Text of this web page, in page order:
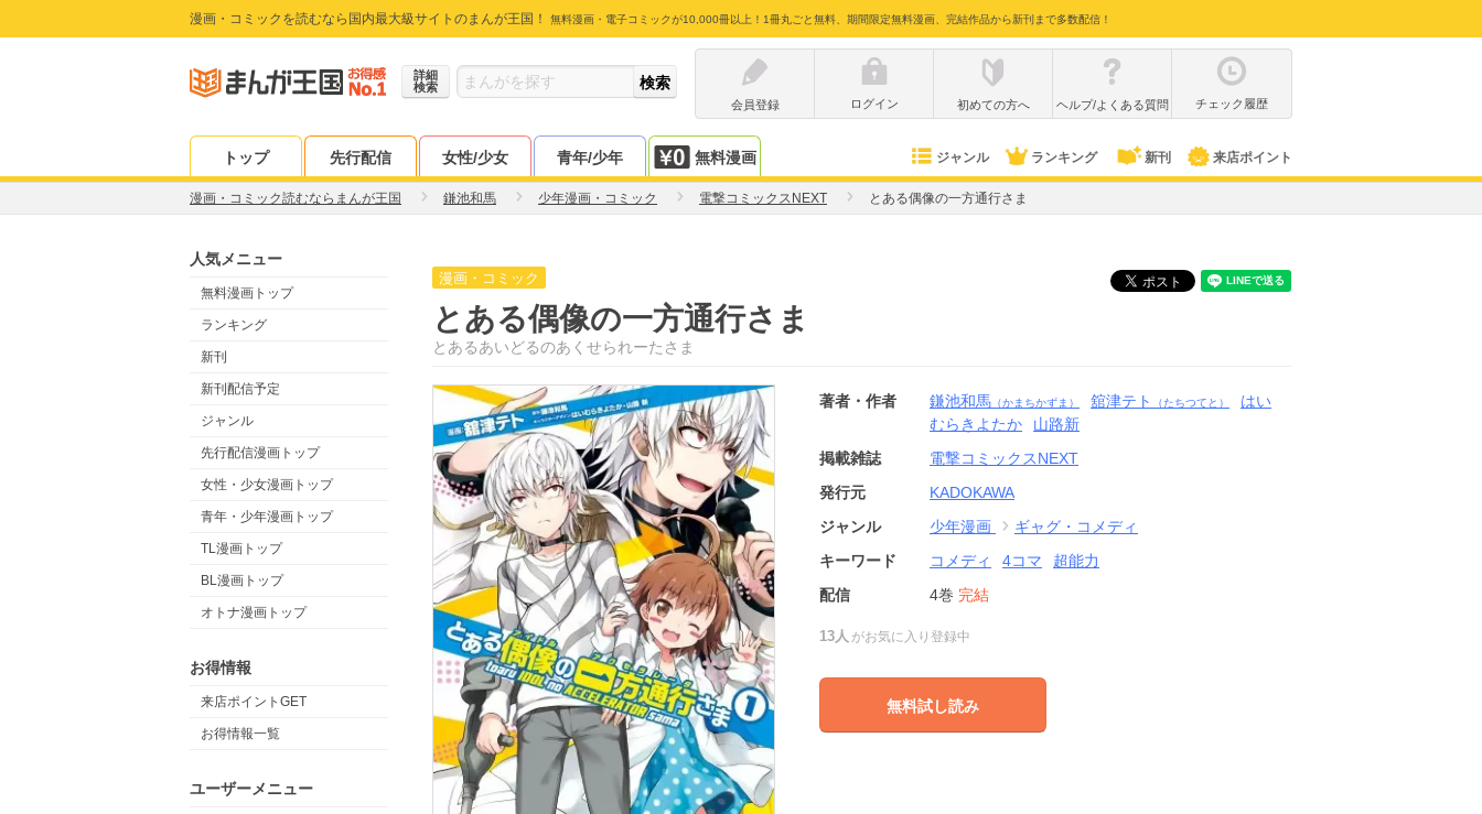
漫画・コミックを読むなら国内最大級サイトのまんが王国！ 無料漫画・電子コミックが10,000冊以上！1冊丸ごと無料、期間限定無料漫画、完結作品から新刊まで多数配信！
詳細
検索
会員登録
ログイン 初めての方へ ヘルプ/よくある質問 チェック履歴
トップ 先行配信 女性/少女 青年/少年 無料漫画 ジャンル ランキング 新刊 来店ポイント
漫画・コミック読むならまんが王国 鎌池和馬 少年漫画・コミック 電撃コミックスNEXT とある偶像の一方通行さま
人気メニュー
無料漫画トップ
ランキング
新刊
新刊配信予定
ジャンル
先行配信漫画トップ
女性・少女漫画トップ
青年・少年漫画トップ
TL漫画トップ
BL漫画トップ
オトナ漫画トップ
お得情報
来店ポイントGET
お得情報一覧
ユーザーメニュー
漫画・コミック
とある偶像の一方通行さま
とあるあいどるのあくせられーたさま
著者・作者 鎌池和馬 （かまちかずま） 舘津テト （たちつてと）
はい
むらきよたか
山路新
掲載雑誌
電撃コミックスNEXT
発行元
KADOKAWA
ジャンル
少年漫画
ギャグ・コメディ
キーワード
コメディ 4コマ
超能力
配信
4巻 完結
13人 がお気に入り登録中
無料試し読み